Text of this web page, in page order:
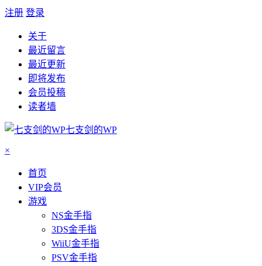
注册 登录
关于
最近留言
最近更新
即将发布
会员投稿
读者墙
七支剑的WP
×
首页
VIP会员
游戏
NS金手指
3DS金手指
WiiU金手指
PSV金手指